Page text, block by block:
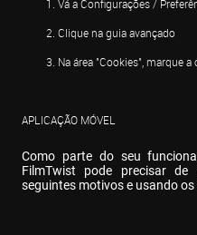
Vá a Configurações /
Clique na guia avançado
Na área "Cookies", marque
APLICAÇÃO MÓVEL
Como parte do seu
FilmTwist pode precisar de
seguintes motivos e usando